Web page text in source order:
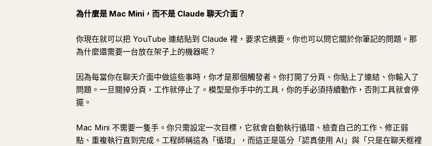
為什麼是 Mac Mini，而不是 Claude 聊天介面？
你現在就可以把 YouTube 連結貼到 Claude 裡，要求它摘要。你也可以問它關於你筆記的問題。那
為什麼還需要一台放在架子上的機器呢？
因為每當你在聊天介面中做這些事時，你才是那個觸發者。你打開了分頁、你貼上了連結、你輸入了
問題。一旦關掉分頁，工作就停止了。模型是你手中的工具，你的手必須持續動作，否則工具就會停
擺。
Mac Mini 不需要一隻手。你只需設定一次目標，它就會自動執行循環、檢查自己的工作、修正弱
點、重複執行直到完成。工程師稱這為「循環」，而這正是區分「認真使用 AI」與「只是在聊天框裡